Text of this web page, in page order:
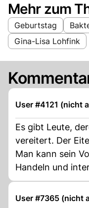
Mehr zum
Geburtstag
Gina-Lisa Lohfink
User #4121 (nicht
Es gibt Leute,
vereitert. Der
Man kann sein
Handeln und
Person
User #7365 (nicht